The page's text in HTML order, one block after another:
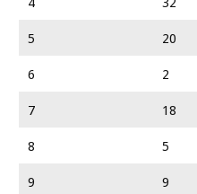
5
20
6
2
7
18
8
5
9
9